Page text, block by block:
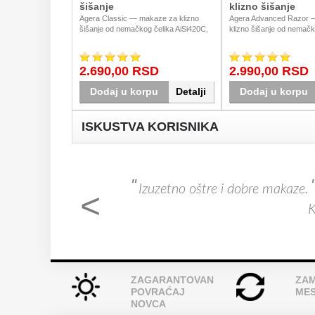
šišanje
Agera Classic — makaze za klizno
šišanje od nemačkog čelika AiSi420C,
Pouzdan svakodnevni alat za frizere
koji traže kvalitet po pristupačnoj ceni.
Dostava u Srbiji.
2.690,00 RSD
Dodaj u korpu Detalji
klizno šišanje
Agera Advanced Razor
klizno šišanje od
dostupne u veličinama
Pouzdan alat za frizere
funkcionalnost. Dostava u
2.990,00 RSD
Dodaj u korpu
<
ISKUSTVA KORISNIKA
Izuzetno oštre i dobre makaze."-
ZAGARANTOVAN
POVRAĆAJ
NOVCA